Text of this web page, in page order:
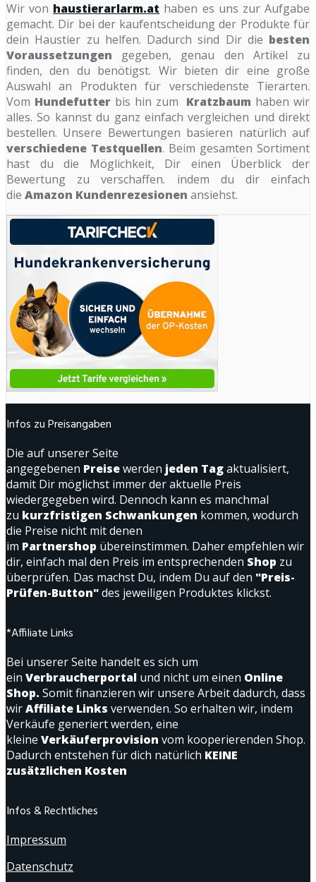
Wir von haustierarlarm.at haben es uns zur Aufgabe
gemacht. Dir bei der kaufentscheidung der Produkte für
dein Haustier zu helfen. Dadurch sind Dir die besten
Voraussetzungen gegeben, genau den Artikel zu
finden, den du benötigst. Wir bieten dir eine große
Auswahl an Produkten für verschiedenste Tierarten.
Vom Hundefutter bis hin zum Kratzbaum haben wir
alles. So kannst du ganz einfach vergleichen und direkt
bestellen. Unsere Bewertungen basieren natürlich auf
verschiedene Testquellen. Beim gesamten Sortiment
hast du die Möglichkeit, Dir einen Überblick der
Bewertung zu verschaffen. indem du dir einfach
die Amazon Kundenrezesionen ansiehst.
Infos zu Preisangaben
Die auf unserer Seite
angegebenen Preisewerden jeden Tagaktualisiert,
damit Dir möglichst immer der aktuelle Preis
wiedergegeben wird. Dennoch kann es manchmal
zu kurzfristigen Schwankungen kommen, wodurch
die Preise nicht mit denen
im Partnershop übereinstimmen. Daher empfehlen wir
dir, einfach mal den Preis im entsprechenden Shop zu
überprüfen. Das machst Du, indem Du auf den "Preis-
Prüfen-Button"des jeweiligen Produktes klickst.
*Affiliate Links
Bei unserer Seite handelt es sich um
ein Verbraucherportal und nicht um einen Online
Shop. Somit finanzieren wir unsere Arbeit dadurch, dass
wirAffiliate Links verwenden. So erhalten wir, indem
Verkäufe generiert werden, eine
kleine Verkäuferprovision vom kooperierenden Shop.
Dadurch entstehen für dich natürlich KEINE
zusätzlichen Kosten
Infos & Rechtliches
Impressum
Datenschutz